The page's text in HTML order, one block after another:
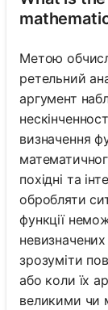
Метою
ретельний
аргумент
визначення
похідні та
обробляти
функції
зрозуміти
або коли їх
великими чи